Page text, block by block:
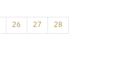
26 27 28